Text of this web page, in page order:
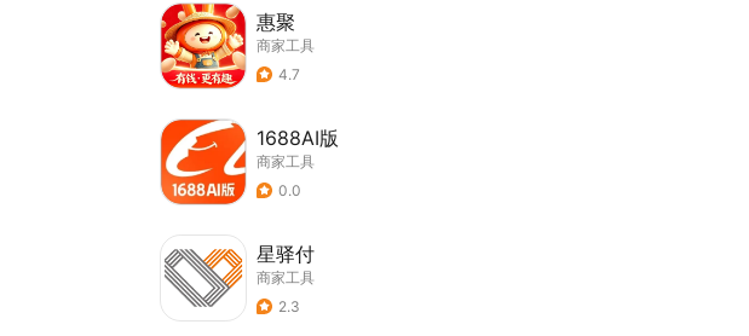
惠聚
商家工具
4.7
1688AI版
商家工具
0.0
星驿付
商家工具
2.3